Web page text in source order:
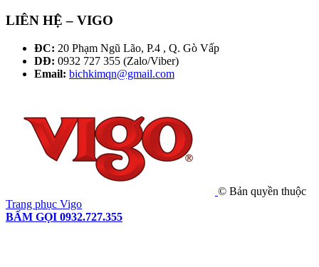
LIÊN HỆ – VIGO
ĐC: 20 Phạm Ngũ Lão, P.4 , Q. Gò Vấp
DĐ: 0932 727 355 (Zalo/Viber)
Email: bichkimqn@gmail.com
© Bản quyền thuộc
Trang phục Vigo
BẤM GỌI 0932.727.355